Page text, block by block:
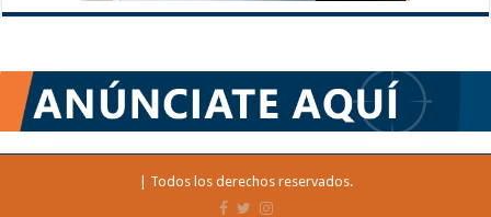
| Todos los derechos reservados.